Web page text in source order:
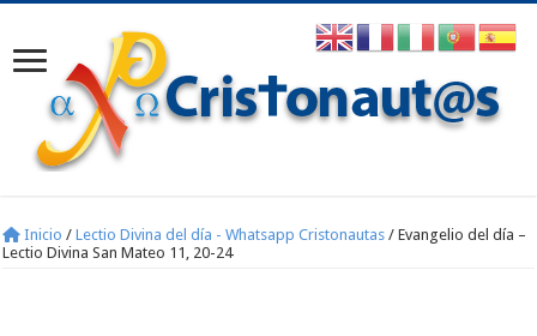
Inicio / Lectio Divina del día - Whatsapp Cristonautas / Evangelio del día –
Lectio Divina San Mateo 11, 20-24